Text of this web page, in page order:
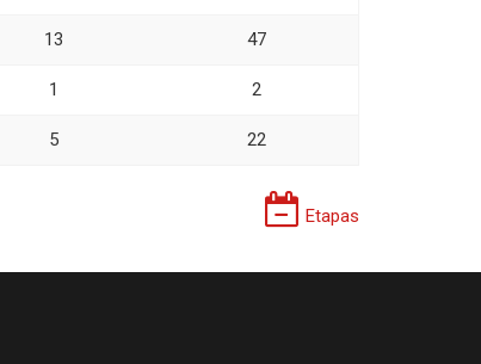
13 47
1 2
5 22
Etapas